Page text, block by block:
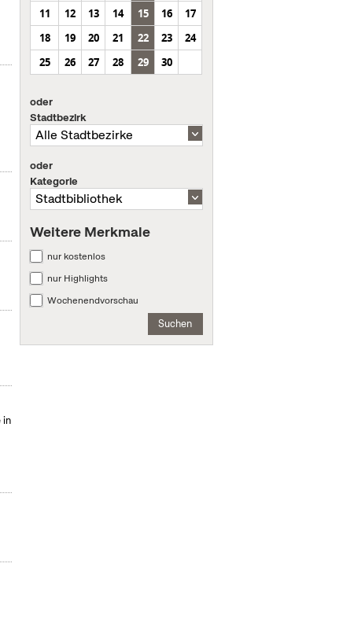
in
11
12 13 14 15 16
17
18
19 20 21 22 23
24
25
26 27 28 29 30
oder
Stadtbezirk
oder
Kategorie
Weitere Merkmale
nur kostenlos
nur Highlights
Wochenendvorschau
Suchen